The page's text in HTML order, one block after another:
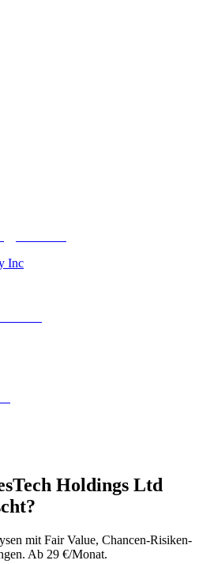
Inc
Holdings Ltd
mit Fair Value, Chancen-Risiken-
Ab 29 €/Monat.